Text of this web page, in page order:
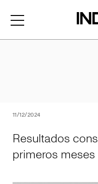
11/12/2024
Resultados
primeros meses